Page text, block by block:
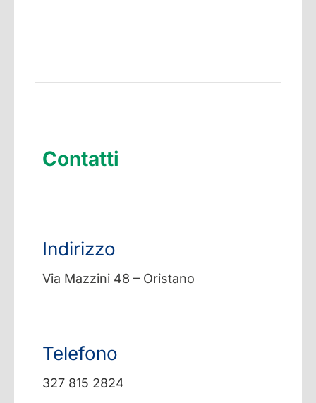
Contatti
Indirizzo
Via Mazzini 48 – Oristano
Telefono
327 815 2824